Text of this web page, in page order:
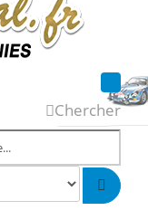
Chercher